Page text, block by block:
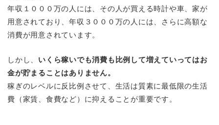
年収１０００万の人には、その人が買える時計や車、家が
用意されており、年収３０００万の人には、さらに高額な
消費が用意されています。
しかし、 いくら稼いでも消費も比例して増えていってはお
金が貯まることはありません。
稼ぎのレベルに反比例させて、生活は質素に最低限の生活
費（家賃、食費など）に抑えることが重要です。